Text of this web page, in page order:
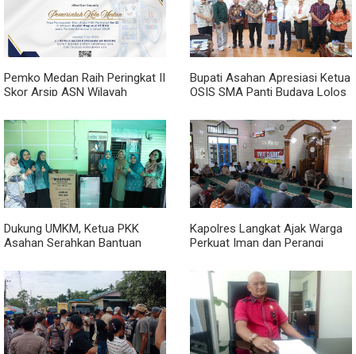
Pemko Medan Raih Peringkat II
Skor Arsip ASN Wilayah
Bupati Asahan Apresiasi Ketua
OSIS SMA Panti Budaya Lolos
Nasional
Dukung UMKM, Ketua PKK
Asahan Serahkan Bantuan
Sentang
Kapolres Langkat Ajak Warga
Perkuat Iman dan Perangi
Curhat